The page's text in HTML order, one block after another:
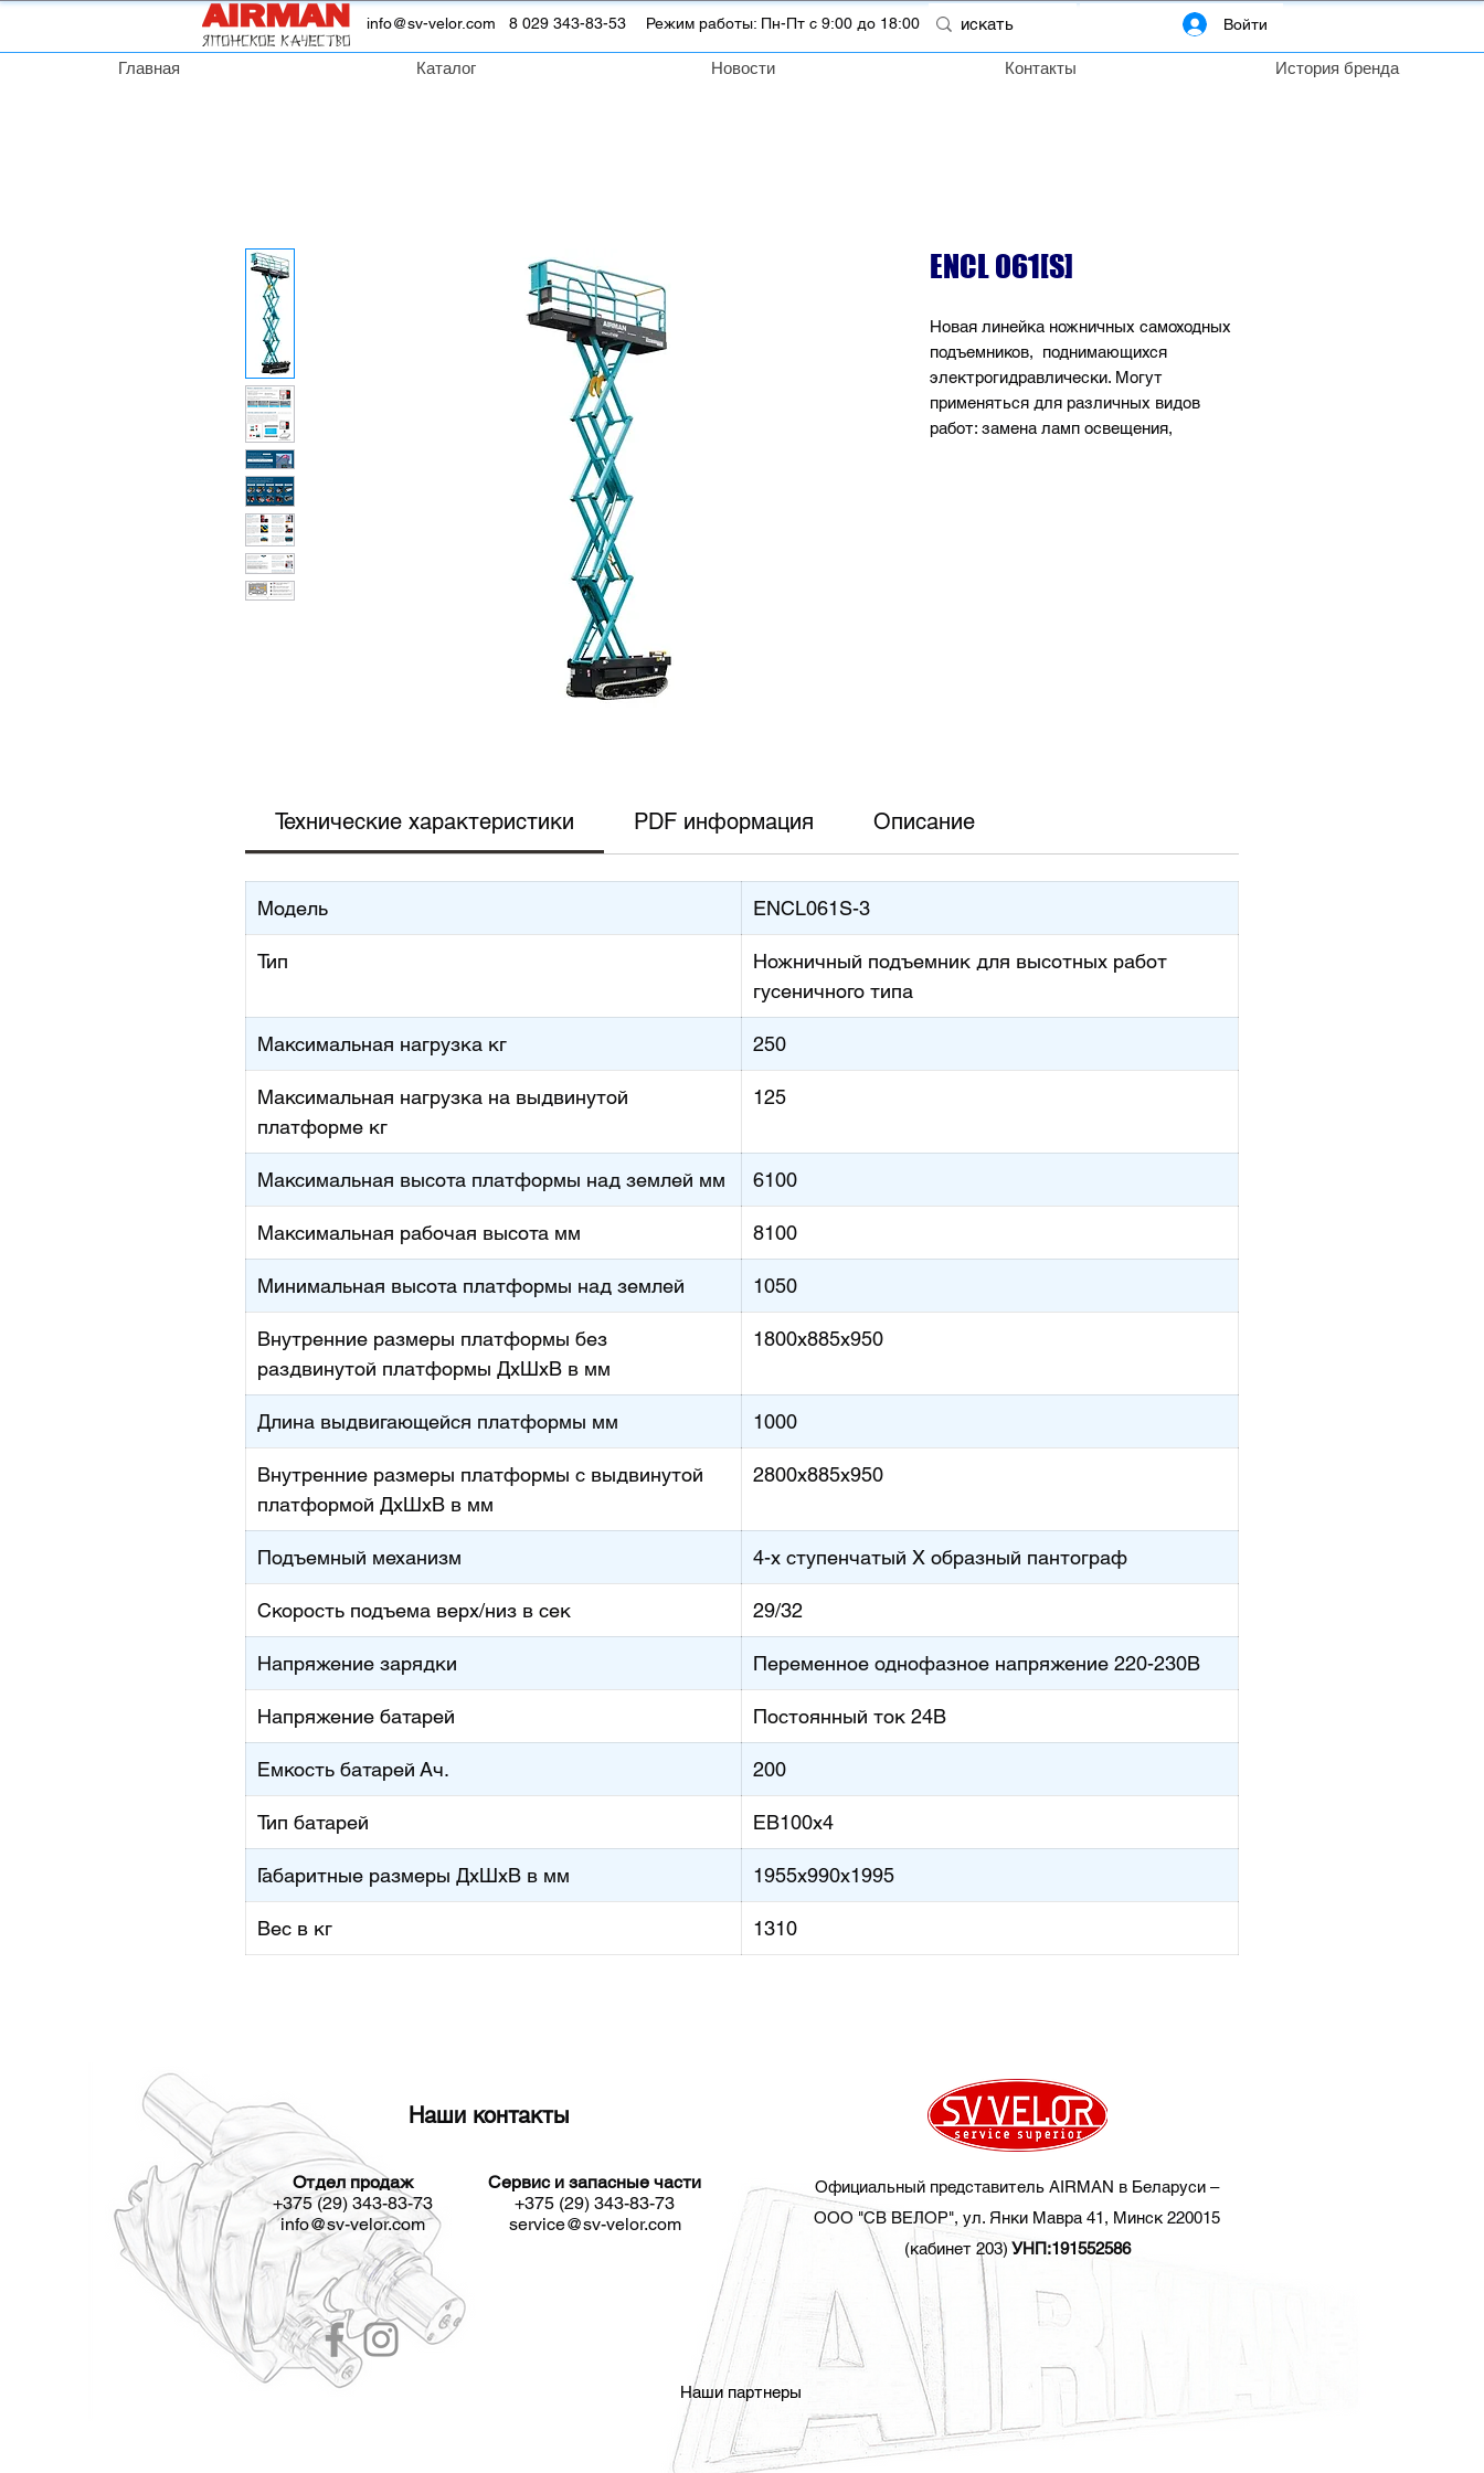
info@sv-velor.com 8 029 343-83-53 Режим работы: Пн-Пт с 9:00 до 18:00 Войти
Главная Каталог Новости Контакты История бренда
ENСL 061[S]
Новая линейка ножничных самоходных
подъемников, поднимающихся
электрогидравлически. Могут
применяться для различных видов
работ: замена ламп освещения,
Технические характеристики PDF информация Описание
Модель ENСL061S-3
Тип
Ножничный подъемник для высотных работ
гусеничного типа
Максимальная нагрузка кг 250
Максимальная нагрузка на выдвинутой
платформе кг
125
Максимальная высота платформы над землей мм 6100
Максимальная рабочая высота мм 8100
Минимальная высота платформы над землей 1050
Внутренние размеры платформы без
раздвинутой платформы ДхШхВ в мм
1800х885х950
Длина выдвигающейся платформы мм 1000
Внутренние размеры платформы с выдвинутой
платформой ДхШхВ в мм
2800х885х950
Подъемный механизм 4-х ступенчатый Х образный пантограф
Скорость подъема верх/низ в сек 29/32
Напряжение зарядки Переменное однофазное напряжение 220-230В
Напряжение батарей Постоянный ток 24В
Емкость батарей Ач. 200
Тип батарей ЕВ100х4
Габаритные размеры ДхШхВ в мм 1955х990х1995
Вес в кг 1310
Наши контакты
Отдел продаж
+375 (29) 343-83-73
info@sv-velor.com
Сервис и запасные части​
+375 (29) 343-83-73
service@sv-velor.com
Официальный представитель AIRMAN в Беларуси –
ООО "СВ ВЕЛОР", ул. Янки Мавра 41, Минск 220015
(кабинет 203) УНП:191552586
Наши партнеры